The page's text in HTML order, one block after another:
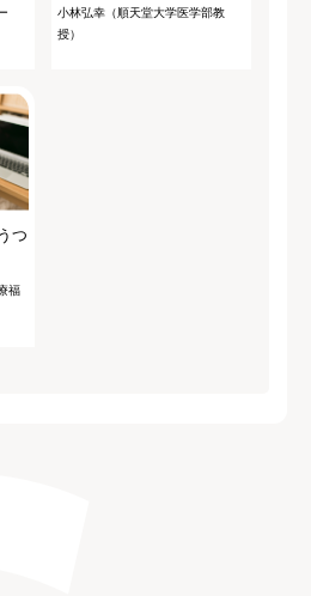
小林弘幸（順天堂大学医学部教
授）
つ
福